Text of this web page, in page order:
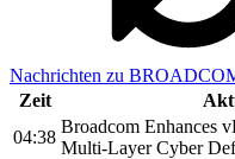
Nachrichten zu
Zeit
04:38
Broadcom Enhances
Multi-Layer Cyber